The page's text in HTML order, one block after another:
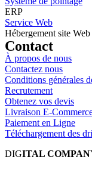
ERP
Service Web
Hébergement site Web
Contact
À propos de nous
Contactez nous
Conditions générales
Recrutement
Obtenez vos devis
Livraison E-
Paiement en Ligne
Téléchargement des
DIGITAL